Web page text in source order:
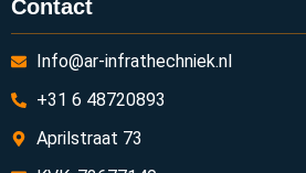
Contact
Info@ar-infrathechniek.nl
+31 6 48720893
Aprilstraat 73